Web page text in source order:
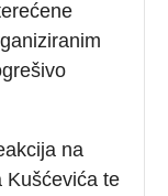
na
Kušćevića te